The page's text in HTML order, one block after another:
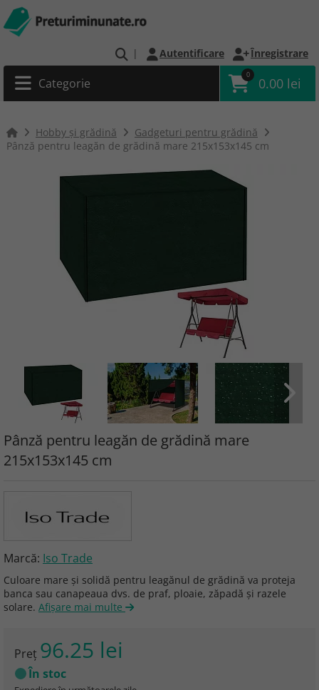
| Autentificare Înregistrare
Categorie
0
0.00 lei
Hobby și grădină
Gadgeturi pentru grădină
Pânză pentru leagăn de grădină mare 215x153x145 cm
Pânză pentru leagăn de grădină mare
215x153x145 cm
Marcă: Iso Trade
Culoare mare și solidă pentru leagănul de grădină va proteja
banca sau canapeaua dvs. de praf, ploaie, zăpadă și razele
solare. Afişare mai multe
Preţ 96.25 lei
În stoc